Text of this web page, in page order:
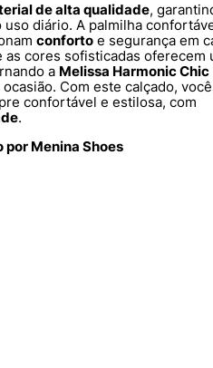
de alta qualidade,
diário. A palmilha
conforto e segurança em
as cores sofisticadas oferecem
a Melissa Harmonic Chic
Com este calçado, você
confortável e estilosa, com
.
Menina Shoes